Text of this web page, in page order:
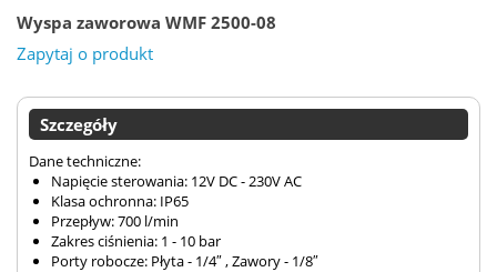
Wyspa zaworowa WMF 2500-08
Zapytaj o produkt
Szczegóły
Dane techniczne:
Napięcie sterowania: 12V DC - 230V AC
Klasa ochronna: IP65
Przepływ: 700 l/min
Zakres ciśnienia: 1 - 10 bar
Porty robocze: Płyta - 1/4″ , Zawory - 1/8″